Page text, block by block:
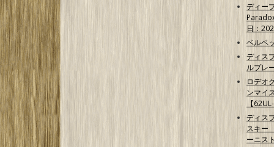
ディー
日：
ベルベ
ディス
ルプレ
ロデオ
ンマイ
【
ディス
スキー
ーニス